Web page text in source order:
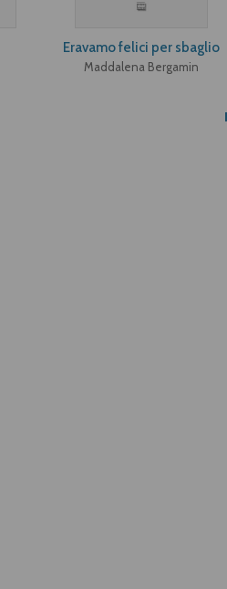
Eravamo felici per sbaglio
Maddalena Bergamin